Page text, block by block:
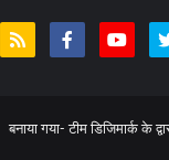
बनाया गया-टीम डिजिमार्क के